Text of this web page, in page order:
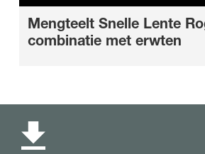
Mengteelt Snelle Lente
combinatie met erwten